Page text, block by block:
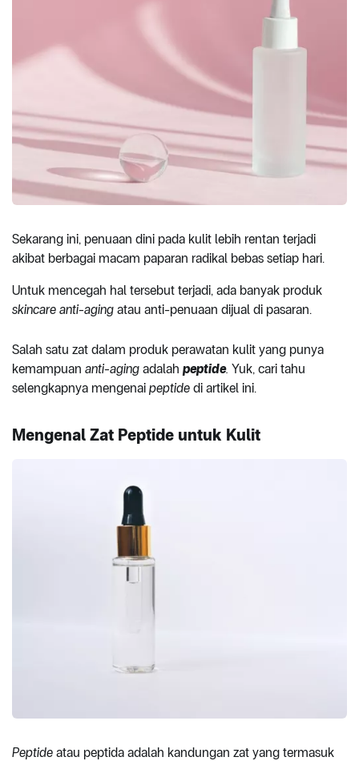
Sekarang ini, penuaan dini pada kulit lebih rentan terjadi
akibat berbagai macam paparan radikal bebas setiap hari.
Untuk mencegah hal tersebut terjadi, ada banyak produk
skincare anti-aging atau anti-penuaan dijual di pasaran.
Salah satu zat dalam produk perawatan kulit yang punya
kemampuan anti-aging adalah peptide. Yuk, cari tahu
selengkapnya mengenai peptide di artikel ini.
Mengenal Zat Peptide untuk Kulit
Peptide atau peptida adalah kandungan zat yang termasuk